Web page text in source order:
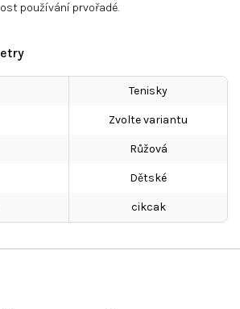
používání prvořadé.
Tenisky
Zvolte variantu
Růžová
Dětské
cikcak